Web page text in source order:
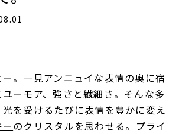
。一見アンニュイな表情の奥に宿
ーモア、強さと繊細さ。そんな多
を受けるたびに表情を豊かに変え
のクリスタルを思わせる。プライ